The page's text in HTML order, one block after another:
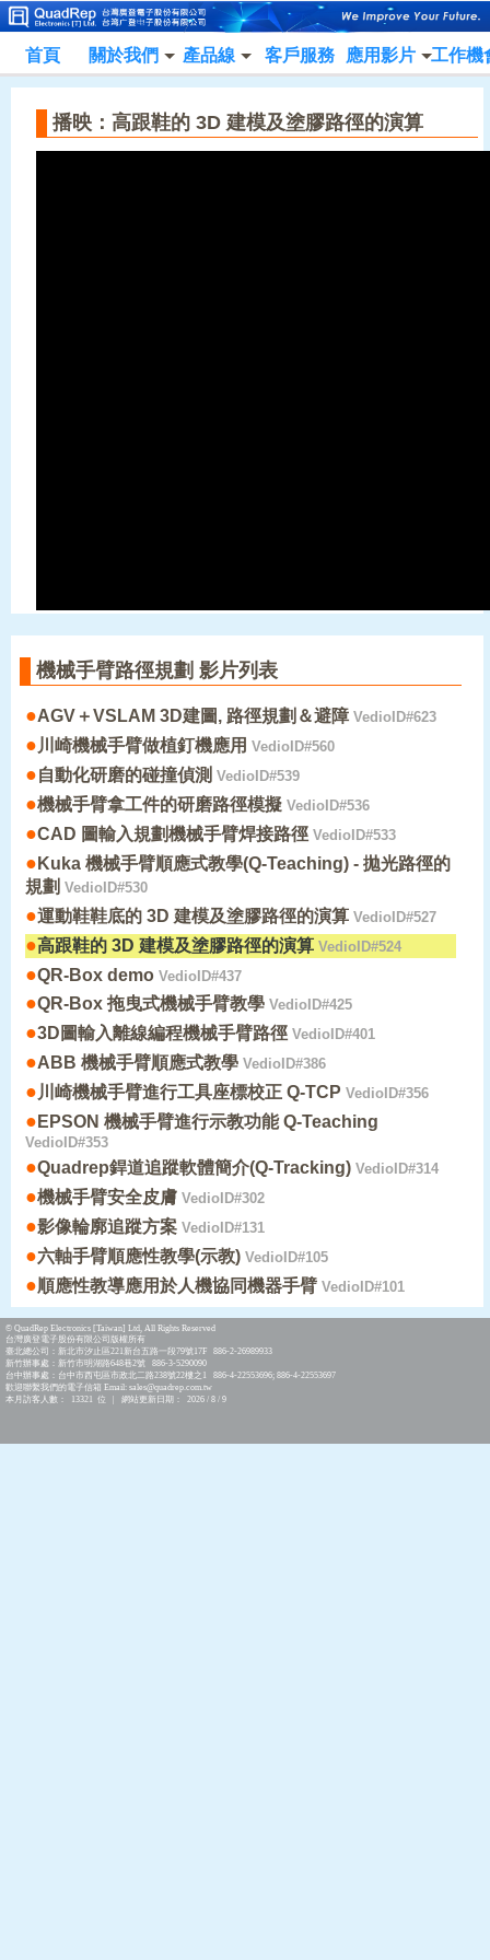
首頁 關於我們 產品線 客戶服務 應用影片 工作機
播映：高跟鞋的 3D 建模及塗膠路徑的演算
機械手臂路徑規劃 影片列表
●AGV＋VSLAM 3D建圖, 路徑規劃＆避障 VedioID#623
● 川崎機械手臂做植釘機應用 VedioID#560
●自動化研磨的碰撞偵測 VedioID#539
●機械手臂拿工件的研磨路徑模擬 VedioID#536
●CAD 圖輸入規劃機械手臂焊接路徑 VedioID#533
● Kuka 機械手臂順應式教學(Q-Teaching) - 拋光路徑的
規劃 VedioID#530
●運動鞋鞋底的 3D 建模及塗膠路徑的演算 VedioID#527
●高跟鞋的 3D 建模及塗膠路徑的演算 VedioID#524
●QR-Box demo VedioID#437
●QR-Box 拖曳式機械手臂教學 VedioID#425
●3D圖輸入離線編程機械手臂路徑 VedioID#401
●ABB 機械手臂順應式教學 VedioID#386
● 川崎機械手臂進行工具座標校正 Q-TCP VedioID#356
● EPSON 機械手臂進行示教功能 Q-Teaching
VedioID#353
●Quadrep銲道追蹤軟體簡介(Q-Tracking) VedioID#314
●機械手臂安全皮膚 VedioID#302
●影像輪廓追蹤方案 VedioID#131
●六軸手臂順應性教學(示教) VedioID#105
●順應性教導應用於人機協同機器手臂 VedioID#101
© QuadRep Electronics [Taiwan] Ltd, All Rights Reserved
台灣廣登電子股份有限公司版權所有
臺北總公司：新北市汐止區221新台五路一段79號17F 886-2-26989933
新竹辦事處：新竹市明湖路648巷2號 886-3-5290090
台中辦事處：台中市西屯區市政北二路238號22樓之1 886-4-22553696; 886-4-22553697
歡迎聯繫我們的電子信箱 Email: sales@quadrep.com.tw
本月訪客人數： 13321 位 | 網站更新日期： 2026 / 8 / 9